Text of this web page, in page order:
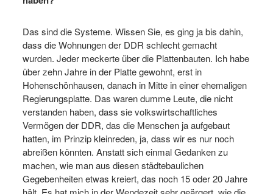
Das sind die Systeme. Wissen Sie, es ging ja bis dahin,
dass die Wohnungen der DDR schlecht gemacht
wurden. Jeder meckerte über die Plattenbauten. Ich habe
über zehn Jahre in der Platte gewohnt, erst in
Hohenschönhausen, danach in Mitte in einer ehemaligen
Regierungsplatte. Das waren dumme Leute, die nicht
verstanden haben, dass sie volkswirtschaftliches
Vermögen der DDR, das die Menschen ja aufgebaut
hatten, im Prinzip kleinreden, ja, dass wir es nur noch
abreißen könnten. Anstatt sich einmal Gedanken zu
machen, wie man aus diesen städtebaulichen
Gegebenheiten etwas kreiert, das noch 15 oder 20 Jahre